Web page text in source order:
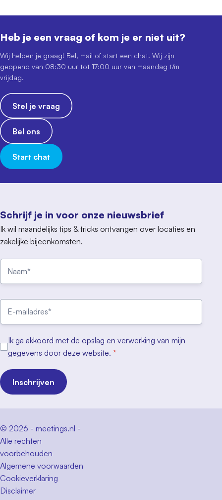
Schrijf je in voor onze nieuwsbrief
Ik wil maandelijks tips & tricks ontvangen over locaties en
zakelijke bijeenkomsten.
Ik ga akkoord met de opslag en verwerking van mijn
gegevens door deze website. *
Inschrijven
Heb je een vraag of kom je er niet uit?
Wij helpen je graag! Bel, mail of start een chat. Wij zijn
geopend van 08:30 uur tot 17:00 uur van maandag t/m
vrijdag.
Stel je vraag
Bel ons
Start chat
© 2026 - meetings.nl -
Alle rechten
voorbehouden
Algemene voorwaarden
Cookieverklaring
Disclaimer